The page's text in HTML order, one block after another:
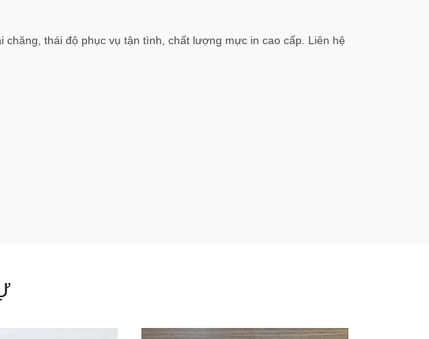
thái độ phục vụ tận tình, chất lượng mực in cao cấp. Liên hệ